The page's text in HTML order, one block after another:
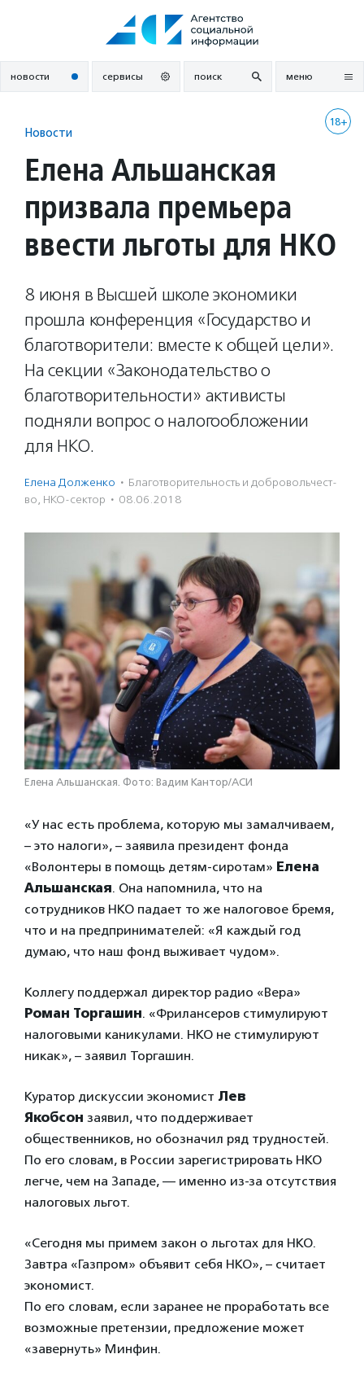
новости сервисы поиск меню
18+
Новости
Елена Альшанская
призвала премьера
ввести льготы для НКО
8 июня в Высшей школе экономики
прошла конференция «Государство и
благотворители: вместе к общей цели».
На секции «Законодательство о
благотворительности» активисты
подняли вопрос о налогообложении
для НКО.
Елена Долженко · Благотвори­тель­ность и доброволь­чест­
во, НКО-сектор · 08.06.2018
Елена Альшанская. Фото: Вадим Кантор/АСИ
«У нас есть проблема, которую мы замалчиваем,
– это налоги», – заявила президент фонда
«Волонтеры в помощь детям-сиротам» Елена
Альшанская. Она напомнила, что на
сотрудников НКО падает то же налоговое бремя,
что и на предпринимателей: «Я каждый год
думаю, что наш фонд выживает чудом».
Коллегу поддержал директор радио «Вера»
Роман Торгашин. «Фрилансеров стимулируют
налоговыми каникулами. НКО не стимулируют
никак», – заявил Торгашин.
Куратор дискусcии экономист Лев
Якобсон заявил, что поддерживает
общественников, но обозначил ряд трудностей.
По его словам, в России зарегистрировать НКО
легче, чем на Западе, — именно из-за отсутствия
налоговых льгот.
«Сегодня мы примем закон о льготах для НКО.
Завтра «Газпром» объявит себя НКО», – считает
экономист.
По его словам, если заранее не проработать все
возможные претензии, предложение может
«завернуть» Минфин.